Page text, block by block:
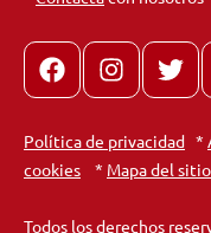
FacebookInstagram
X
Política de privacidad *
cookies * Mapa del sitio
Todos los derechos